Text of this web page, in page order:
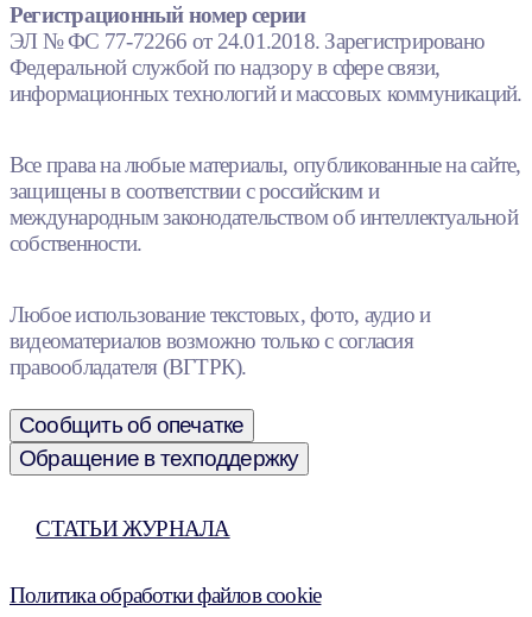
Регистрационный номер серии
ЭЛ № ФС 77-72266 от 24.01.2018. Зарегистрировано
Федеральной службой по надзору в сфере связи,
информационных технологий и массовых коммуникаций.
Все права на любые материалы, опубликованные на сайте,
защищены в соответствии с российским и
международным законодательством об интеллектуальной
собственности.
Любое использование текстовых, фото, аудио и
видеоматериалов возможно только с согласия
правообладателя (ВГТРК).
Сообщить об опечатке
Обращение в техподдержку
СТАТЬИ ЖУРНАЛА
Политика обработки файлов cookie